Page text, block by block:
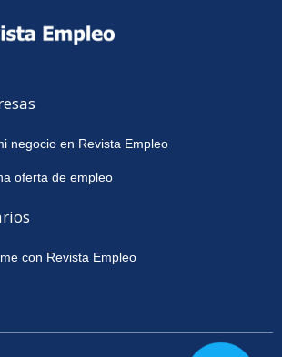
negocio en Revista Empleo
oferta de empleo
con Revista Empleo